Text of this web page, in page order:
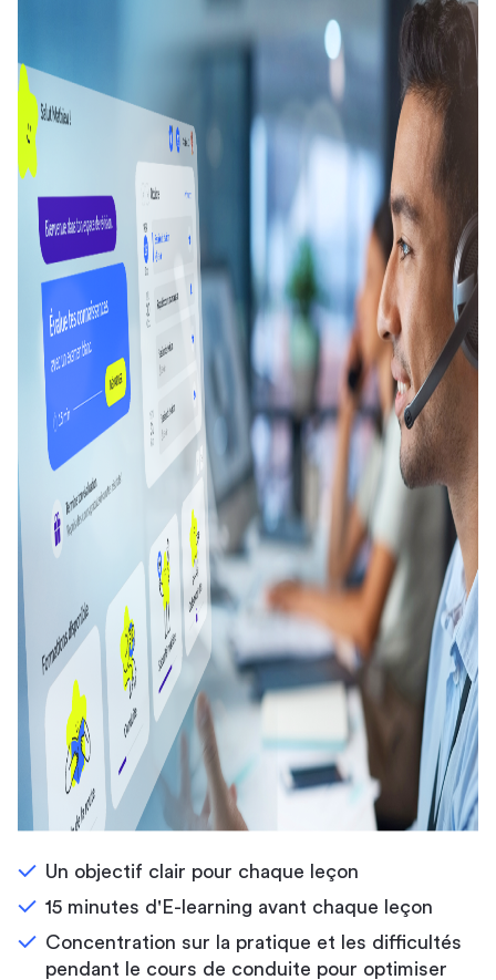
Un objectif clair pour chaque leçon
15 minutes d'E-learning avant chaque leçon
Concentration sur la pratique et les difficultés
pendant le cours de conduite pour optimiser